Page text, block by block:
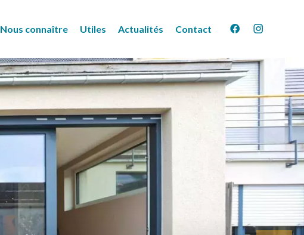
Nous connaître Utiles Actualités Contact